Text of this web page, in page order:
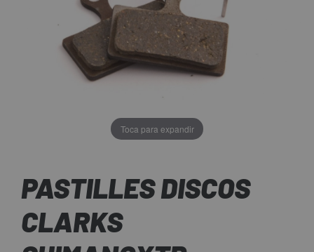
Toca para expandir
PASTILLES DISCOS
CLARKS